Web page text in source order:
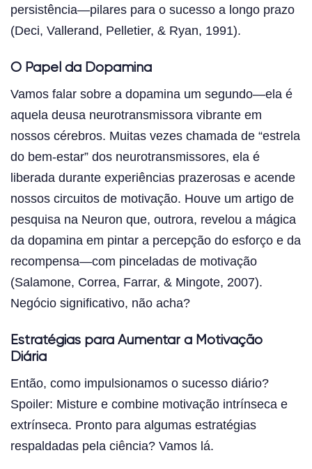
persistência—pilares para o sucesso a longo prazo
(Deci, Vallerand, Pelletier, & Ryan, 1991).
O Papel da Dopamina
Vamos falar sobre a dopamina um segundo—ela é
aquela deusa neurotransmissora vibrante em
nossos cérebros. Muitas vezes chamada de “estrela
do bem-estar” dos neurotransmissores, ela é
liberada durante experiências prazerosas e acende
nossos circuitos de motivação. Houve um artigo de
pesquisa na Neuron que, outrora, revelou a mágica
da dopamina em pintar a percepção do esforço e da
recompensa—com pinceladas de motivação
(Salamone, Correa, Farrar, & Mingote, 2007).
Negócio significativo, não acha?
Estratégias para Aumentar a Motivação
Diária
Então, como impulsionamos o sucesso diário?
Spoiler: Misture e combine motivação intrínseca e
extrínseca. Pronto para algumas estratégias
respaldadas pela ciência? Vamos lá.